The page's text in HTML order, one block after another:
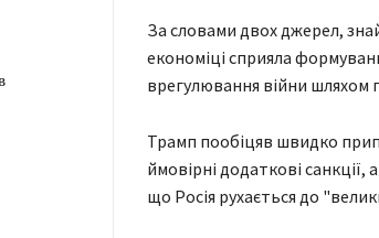
За словами двох джерел,
економіці сприяла
врегулювання війни шляхом
Трамп пообіцяв швидко
ймовірні додаткові
що Росія рухається до